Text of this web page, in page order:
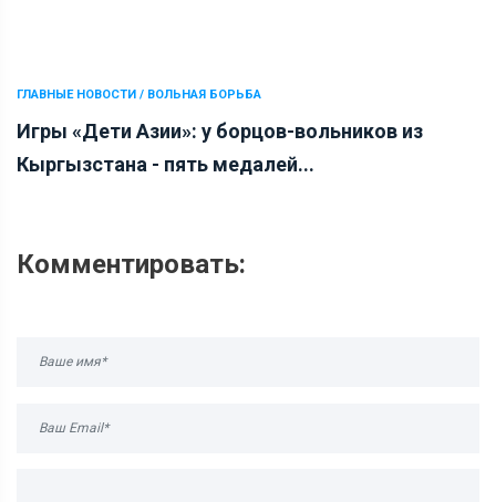
ГЛАВНЫЕ НОВОСТИ / ВОЛЬНАЯ БОРЬБА
Игры «Дети Азии»: у борцов-вольников из
Кыргызстана - пять медалей...
Комментировать: